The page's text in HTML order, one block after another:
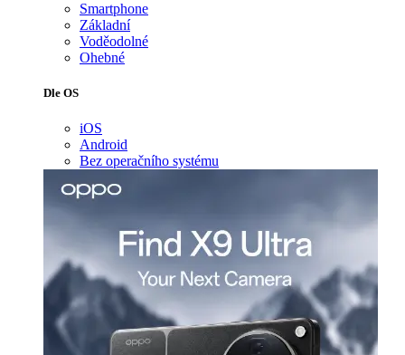
Smartphone
Základní
Voděodolné
Ohebné
Dle OS
iOS
Android
Bez operačního systému